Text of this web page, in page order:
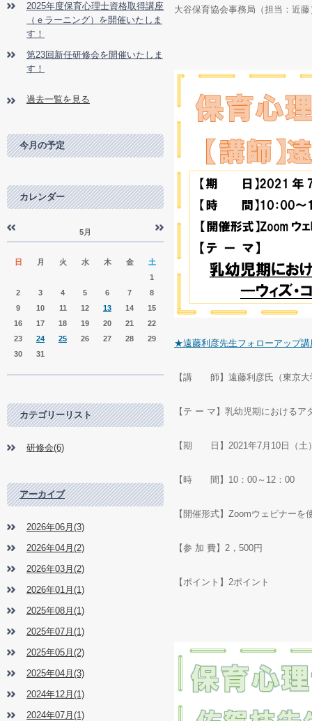
大谷保育協会事務局（担当：近
★遠藤利彦先生フォローアップ
【講 師】遠藤利彦氏（東京大
【テ ー マ】乳幼児期における
【期 日】 2021年7月 10 日（土
【時 間】 10 ： 00 ～ 12 ： 00
【開催形式】 Zoomウェビナーを
【参 加 費】 2 ， 500円
【ポイント】 2ポイント
2025年度保育心理士資格取得講座
（ｅラーニング）を開催いたしま
す！
第23回新任研修会を開催いたしま
す！
過去一覧を見る
今月の予定
カレンダー
«
5月
»
日 月 火 水 木 金
土
1
2
3 4 5 6 7
8
9
10 11 12 13 14
15
16
17 18 19 20 21
22
23
24 25 26 27 28
29
30
31
カテゴリーリスト
研修会(6)
アーカイブ
2026年06月(3)
2026年04月(2)
2026年03月(2)
2026年01月(1)
2025年08月(1)
2025年07月(1)
2025年05月(2)
2025年04月(3)
2024年12月(1)
2024年07月(1)